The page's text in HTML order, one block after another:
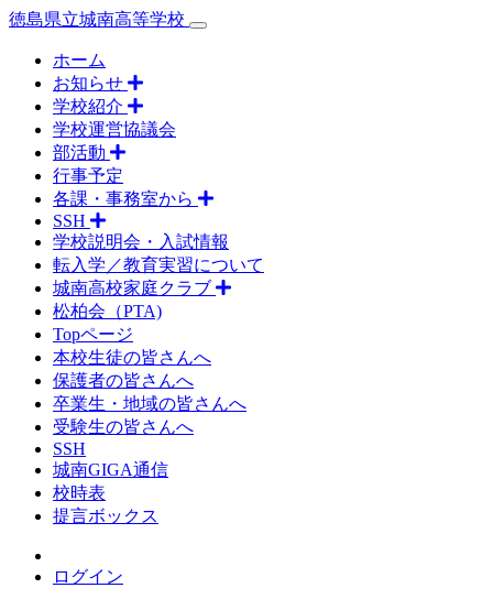
徳島県立城南高等学校
ホーム
お知らせ
学校紹介
学校運営協議会
部活動
行事予定
各課・事務室から
SSH
学校説明会・入試情報
転入学／教育実習について
城南高校家庭クラブ
松柏会（PTA)
Topページ
本校生徒の皆さんへ
保護者の皆さんへ
卒業生・地域の皆さんへ
受験生の皆さんへ
SSH
城南GIGA通信
校時表
提言ボックス
ログイン